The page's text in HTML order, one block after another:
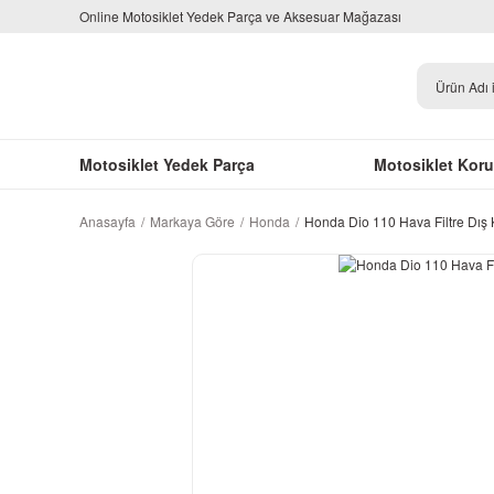
Online Motosiklet Yedek Parça ve Aksesuar Mağazası
Motosiklet Yedek Parça Motosiklet
Anasayfa Markaya Göre Honda Honda Dio 110 Hava Filtre Dış